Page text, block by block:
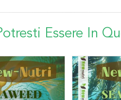
Essere In